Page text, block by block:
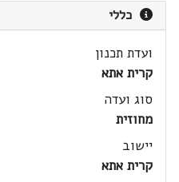
כללי
ועדת תכנון
קרית אתא
סוג ועדה
מחוזית
יישוב
קרית אתא